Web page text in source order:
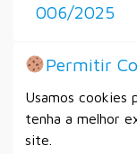
006/2025
2025 –
Seleção de
Permitir
Usamos cookies
tenha a melhor
site.